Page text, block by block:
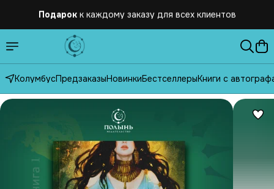
Бесплатная доставка по России от 2500 рублей
КолумбусПредзаказыНовинкиБестселлерыКниги с